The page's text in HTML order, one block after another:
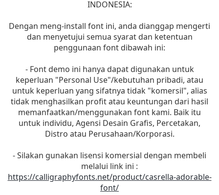
INDONESIA:
Dengan meng-install font ini, anda dianggap mengerti
dan menyetujui semua syarat dan ketentuan
penggunaan font dibawah ini:
- Font demo ini hanya dapat digunakan untuk
keperluan "Personal Use"/kebutuhan pribadi, atau
untuk keperluan yang sifatnya tidak "komersil", alias
tidak menghasilkan profit atau keuntungan dari hasil
memanfaatkan/menggunakan font kami. Baik itu
untuk individu, Agensi Desain Grafis, Percetakan,
Distro atau Perusahaan/Korporasi.
- Silakan gunakan lisensi komersial dengan membeli
melalui link ini :
https://calligraphyfonts.net/product/casrella-adorable-
font/